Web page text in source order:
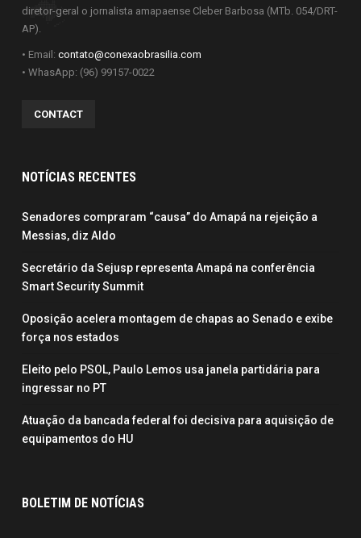
diretor-geral o jornalista amapaense Cleber Barbosa (MTb. 054/DRT-
AP).
• Email: contato@conexaobrasilia.com
• WhasApp: (96) 99157-0022
CONTACT
NOTÍCIAS RECENTES
Senadores compraram “causa” do Amapá na rejeição a
Messias, diz Aldo
Secretário da Sejusp representa Amapá na conferência
Smart Security Summit
Oposição acelera montagem de chapas ao Senado e exibe
força nos estados
Eleito pelo PSOL, Paulo Lemos usa janela partidária para
ingressar no PT
Atuação da bancada federal foi decisiva para aquisição de
equipamentos do HU
BOLETIM DE NOTÍCIAS